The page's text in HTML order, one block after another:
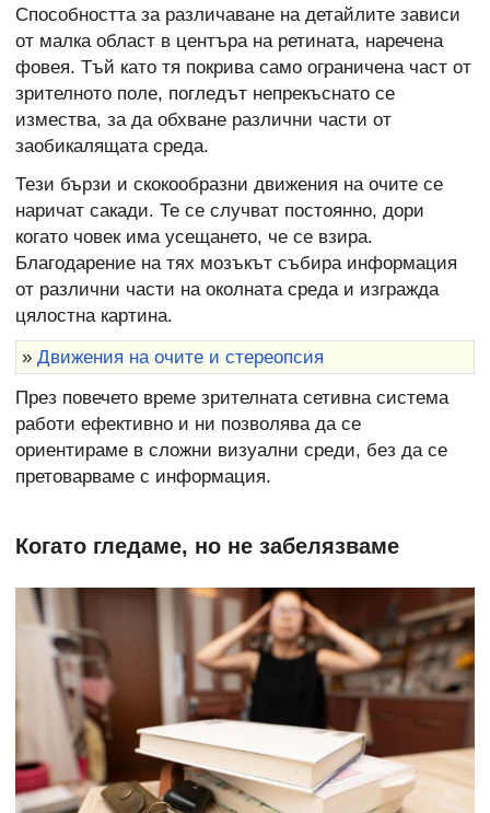
Способността за различаване на детайлите зависи
от малка област в центъра на ретината, наречена
фовея. Тъй като тя покрива само ограничена част от
зрителното поле, погледът непрекъснато се
измества, за да обхване различни части от
заобикалящата среда.
Тези бързи и скокообразни движения на очите се
наричат сакади. Те се случват постоянно, дори
когато човек има усещането, че се взира.
Благодарение на тях мозъкът събира информация
от различни части на околната среда и изгражда
цялостна картина.
» Движения на очите и стереопсия
През повечето време зрителната сетивна система
работи ефективно и ни позволява да се
ориентираме в сложни визуални среди, без да се
претоварваме с информация.
Когато гледаме, но не забелязваме